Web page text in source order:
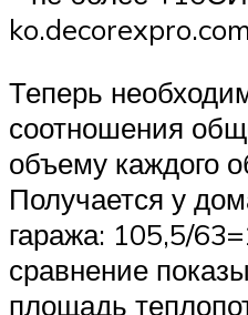
Теперь
соотношения
объему каждого
Получается у
гаража: 105,5/
сравнение
площадь